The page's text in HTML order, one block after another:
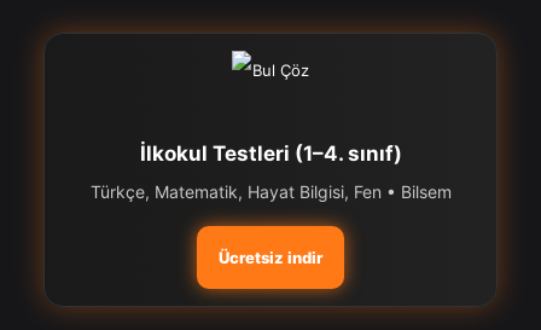
İlkokul Testleri (1–4. sınıf)
Türkçe, Matematik, Hayat Bilgisi, Fen • Bilsem
Ücretsiz indir